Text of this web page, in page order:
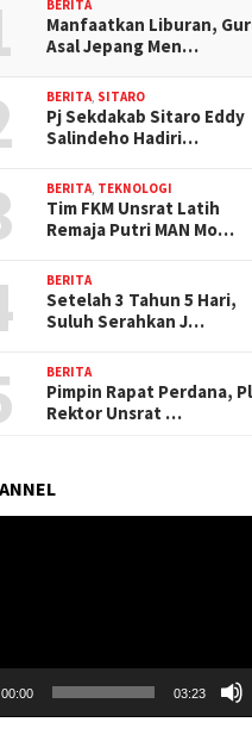
BERITA
Manfaatkan Liburan,
Asal Jepang Men…
BERITA SITARO
Pj Sekdakab Sitaro Eddy
Salindeho Hadiri…
BERITA TEKNOLOGI
Tim FKM Unsrat Latih
Remaja Putri MAN Mo…
BERITA
Setelah 3 Tahun 5 Hari,
Suluh Serahkan J…
BERITA
Pimpin Rapat Perdana,
Rektor Unsrat …
00:00 03:23